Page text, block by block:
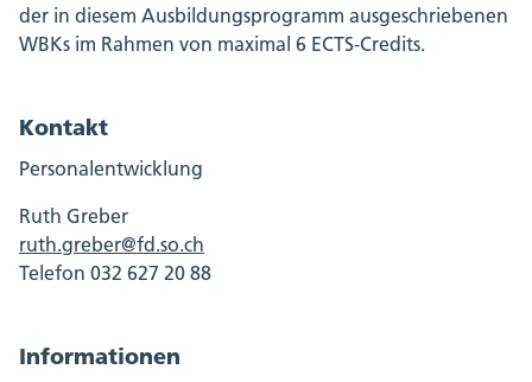
der in diesem Ausbildungsprogramm ausgeschriebenen
WBKs im Rahmen von maximal 6 ECTS-Credits.
Kontakt
Personalentwicklung
Ruth Greber
ruth.greber@fd.so.ch
Telefon 032 627 20 88
Informationen